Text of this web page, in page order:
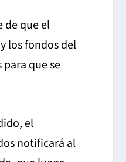
de que el
los fondos del
que se
el
notificará al